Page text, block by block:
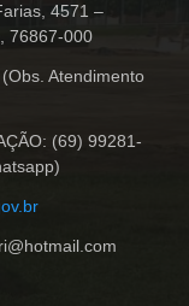
4571 –
76867-000
Atendimento
(69) 99281-